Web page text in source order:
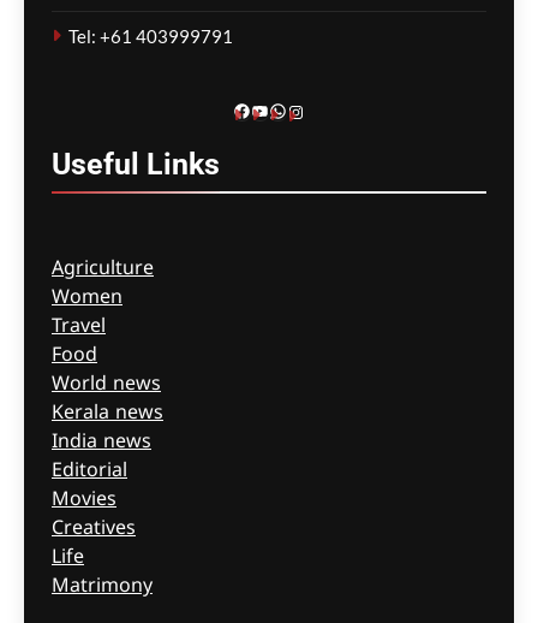
ago
Tel: +61 403999791
Facebook
YouTube
WhatsApp
Instagram
Useful Links
Agriculture
Women
Travel
Food
World news
Kerala news
India news
Editorial
Movies
Creatives
Life
Matrimony